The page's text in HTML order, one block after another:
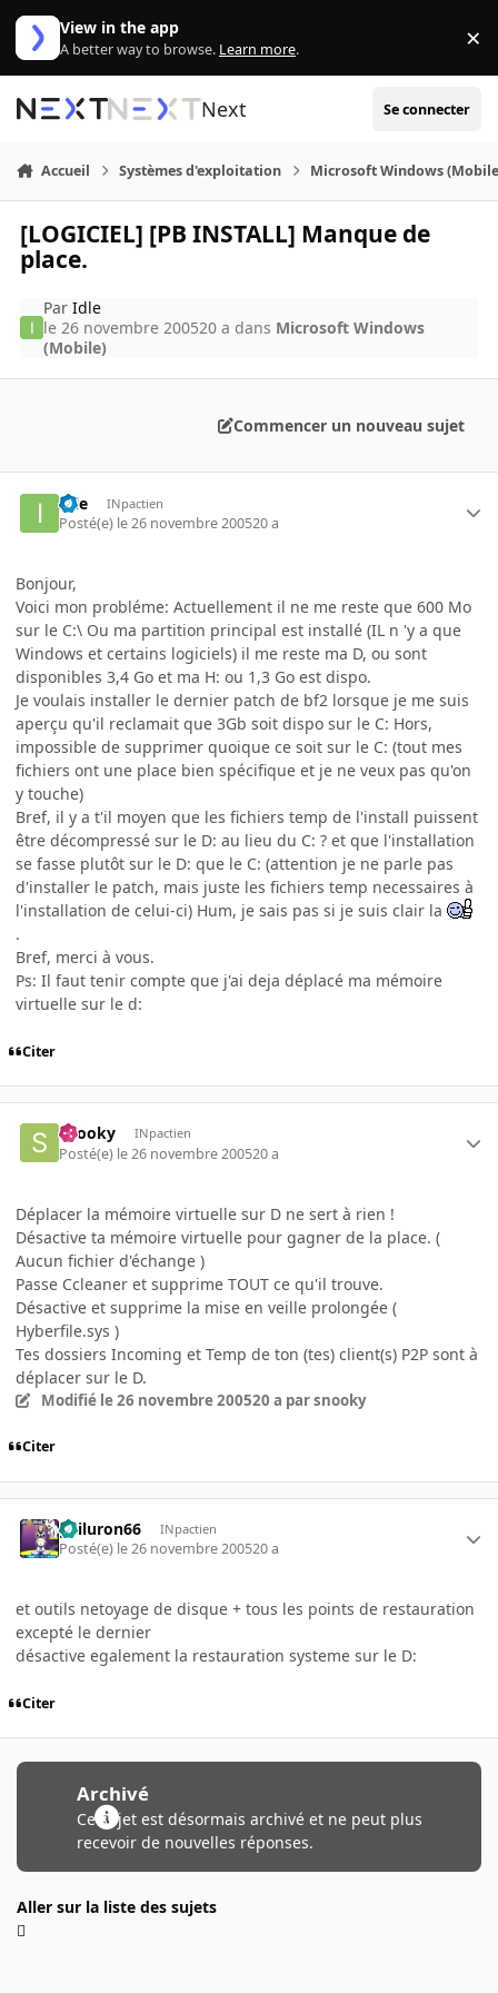
Aller au contenu
View in the app
A better way to browse. Learn more. ×
Next Se connecter
Accueil Systèmes d'exploitation Microsoft Windows
[LOGICIEL] [PB INSTALL] Manque de
place.
ParIdle
le 26 novembre 200520 a dans Microsoft Windows
(Mobile)
Commencer un nouveau sujet
Idle INpactien
Posté(e) le 26 novembre 200520 a
Bonjour,
Voici mon probléme: Actuellement il ne me reste que 600 Mo
sur le C:\ Ou ma partition principal est installé (IL n 'y a que
Windows et certains logiciels) il me reste ma D, ou sont
disponibles 3,4 Go et ma H: ou 1,3 Go est dispo.
Je voulais installer le dernier patch de bf2 lorsque je me suis
aperçu qu'il reclamait que 3Gb soit dispo sur le C: Hors,
impossible de supprimer quoique ce soit sur le C: (tout mes
fichiers ont une place bien spécifique et je ne veux pas qu'on
y touche)
Bref, il y a t'il moyen que les fichiers temp de l'install puissent
être décompressé sur le D: au lieu du C: ? et que l'installation
se fasse plutôt sur le D: que le C: (attention je ne parle pas
d'installer le patch, mais juste les fichiers temp necessaires à
l'installation de celui-ci) Hum, je sais pas si je suis clair la
.
Bref, merci à vous.
Ps: Il faut tenir compte que j'ai deja déplacé ma mémoire
virtuelle sur le d:
Citer
snooky INpactien
Posté(e) le 26 novembre 200520 a
Déplacer la mémoire virtuelle sur D ne sert à rien !
Désactive ta mémoire virtuelle pour gagner de la place. (
Aucun fichier d'échange )
Passe Ccleaner et supprime TOUT ce qu'il trouve.
Désactive et supprime la mise en veille prolongée (
Hyberfile.sys )
Tes dossiers Incoming et Temp de ton (tes) client(s) P2P sont à
déplacer sur le D.
Modifié le 26 novembre 200520 a par snooky
Citer
gailuron66 INpactien
Posté(e) le 26 novembre 200520 a
et outils netoyage de disque + tous les points de restauration
excepté le dernier
désactive egalement la restauration systeme sur le D:
Citer
Archivé
Ce sujet est désormais archivé et ne peut plus
recevoir de nouvelles réponses.
Aller sur la liste des sujets